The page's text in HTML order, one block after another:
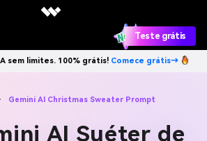
Teste grátis
sem limites. 100% grátis! Comece grátis→
Gemini AI Christmas Sweater Prompt
AI Suéter de